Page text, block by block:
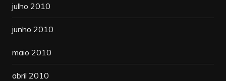
julho 2010
junho 2010
maio 2010
abril 2010